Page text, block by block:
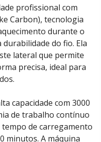
profissional com
Carbon), tecnologia
durante o
do fio. Ela
lateral que permite
precisa, ideal para
capacidade com 3000
de trabalho contínuo
de carregamento
minutos. A máquina